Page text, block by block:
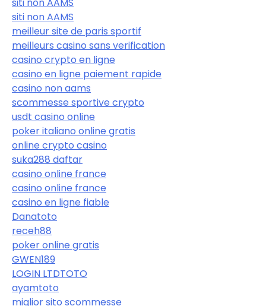
siti non AAMS
meilleur site de paris sportif
meilleurs casino sans verification
casino crypto en ligne
casino en ligne paiement rapide
casino non aams
scommesse sportive crypto
usdt casino online
poker italiano online gratis
online crypto casino
suka288 daftar
casino online france
casino online france
casino en ligne fiable
Danatoto
receh88
poker online gratis
GWEN189
LOGIN LTDTOTO
ayamtoto
miglior sito scommesse